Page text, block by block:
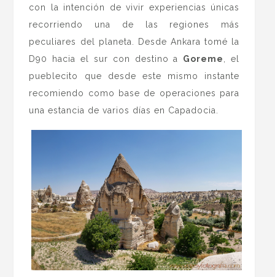
con la intención de vivir experiencias únicas
recorriendo una de las regiones más
peculiares del planeta. Desde Ankara tomé la
D90 hacia el sur con destino a Goreme, el
pueblecito que desde este mismo instante
recomiendo como base de operaciones para
una estancia de varios días en Capadocia.